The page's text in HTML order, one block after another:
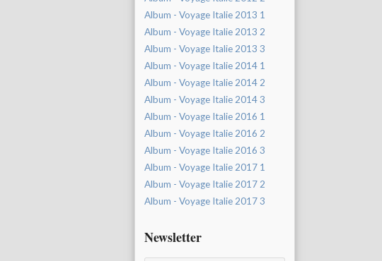
Album - Voyage Italie 2013 1
Album - Voyage Italie 2013 2
Album - Voyage Italie 2013 3
Album - Voyage Italie 2014 1
Album - Voyage Italie 2014 2
Album - Voyage Italie 2014 3
Album - Voyage Italie 2016 1
Album - Voyage Italie 2016 2
Album - Voyage Italie 2016 3
Album - Voyage Italie 2017 1
Album - Voyage Italie 2017 2
Album - Voyage Italie 2017 3
Newsletter